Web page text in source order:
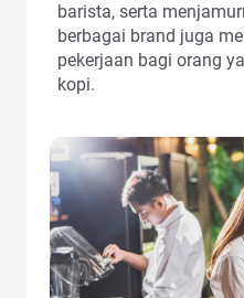
barista, serta
berbagai brand juga
pekerjaan bagi orang
kopi.